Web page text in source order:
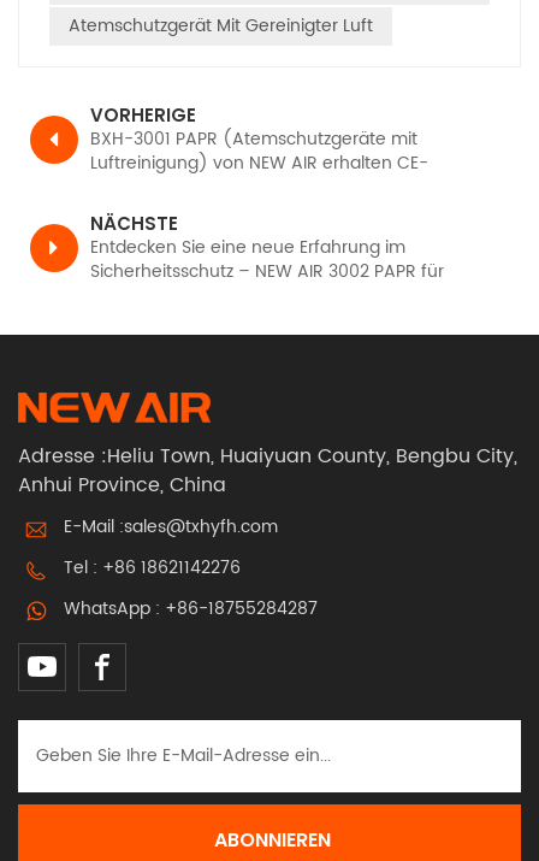
Atemschutzgerät Mit Gereinigter Luft
VORHERIGE
BXH-3001 PAPR (Atemschutzgeräte mit
Luftreinigung) von NEW AIR erhalten CE-
NÄCHSTE
Entdecken Sie eine neue Erfahrung im
Sicherheitsschutz – NEW AIR 3002 PAPR für
Adresse :Heliu Town, Huaiyuan County, Bengbu City,
Anhui Province, China
E-Mail :sales@txhyfh.com
Tel : +86 18621142276
WhatsApp : +86-18755284287